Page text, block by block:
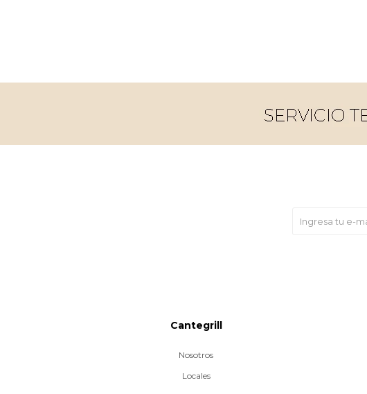
Cantegrill
Nosotros
Locales